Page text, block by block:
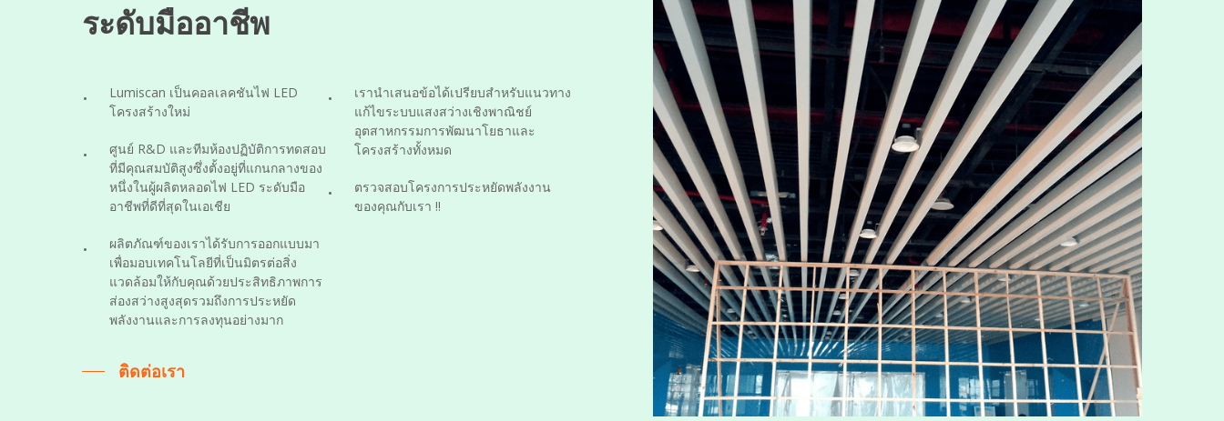
ระดับมืออาชีพ
Lumiscan เป็นคอลเลคชันไฟ LED
โครงสร้างใหม่
ศูนย์ R&D และทีมห้องปฏิบัติการทดสอบ
ที่มีคุณสมบัติสูงซึ่งตั้งอยู่ที่แกนกลางของ
หนึ่งในผู้ผลิตหลอดไฟ LED ระดับมือ
อาชีพที่ดีที่สุดในเอเชีย
ผลิตภัณฑ์ของเราได้รับการออกแบบมา
เพื่อมอบเทคโนโลยีที่เป็นมิตรต่อสิ่ง
แวดล้อมให้กับคุณด้วยประสิทธิภาพการ
ส่องสว่างสูงสุดรวมถึงการประหยัด
พลังงานและการลงทุนอย่างมาก
เรานำเสนอข้อได้เปรียบสำหรับแนวทาง
แก้ไขระบบแสงสว่างเชิงพาณิชย์
อุตสาหกรรมการพัฒนาโยธาและ
โครงสร้างทั้งหมด
ตรวจสอบโครงการประหยัดพลังงาน
ของคุณกับเรา !!
ติดต่อเรา